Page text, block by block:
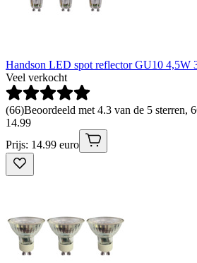
Handson LED spot reflector GU10 4,5W
Veel verkocht
(66)Beoordeeld met 4.3 van de 5 sterren,
14.99
Prijs: 14.99 euro